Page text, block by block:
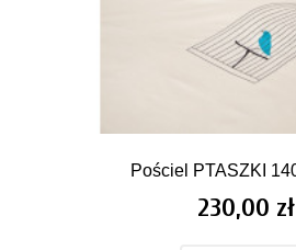
Pościel PTASZKI
Cena
230,00 zł